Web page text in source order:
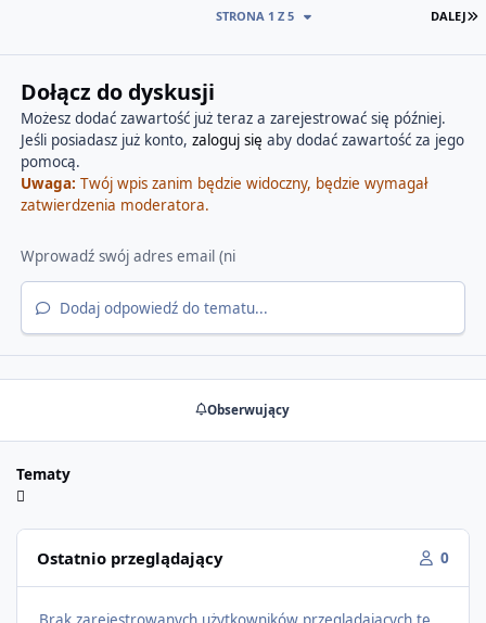
DALEJ
STRONA 1 Z 5
Dołącz do dyskusji
Możesz dodać zawartość już teraz a zarejestrować się później.
Jeśli posiadasz już konto, zaloguj się aby dodać zawartość za jego
pomocą.
Uwaga: Twój wpis zanim będzie widoczny, będzie wymagał
zatwierdzenia moderatora.
Dodaj odpowiedź do tematu...
Obserwujący
Tematy
Ostatnio przeglądający 0